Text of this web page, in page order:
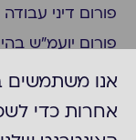
פורום דיני עבודה
פורום יועמ"ש
פורום ציות
פורום ביומד
פורום יועמ"ש
אנו משתמשים
אחרות כדי